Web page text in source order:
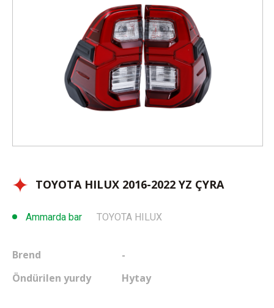
Hyzmatlar
Sargyt etmek
Habarlaşmak
Halanlarym
Içeri girmek
TK
TOYOTA HILUX 2016-2022 YZ ÇYRA
Ammarda bar TOYOTA HILUX
Brend
Öndürilen yurdy
-
Hytay